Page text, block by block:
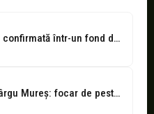
Pestă porcină africană confirmată într-un fond de vânătoare din județul Mureș
Alertă sanitar-veterinară la Târgu Mureș: focar de pestă porcină africană confirmat!